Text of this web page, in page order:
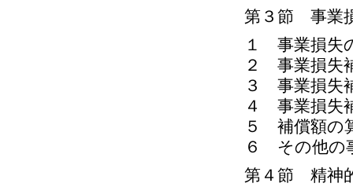
第３節 事業
１ 事業損失
２ 事業損失
３ 事業損失
４ 事業損失
５ 補償額の
６ その他の
第４節 精神